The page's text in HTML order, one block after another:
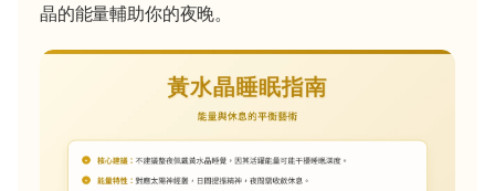
晶的能量輔助你的夜晚。